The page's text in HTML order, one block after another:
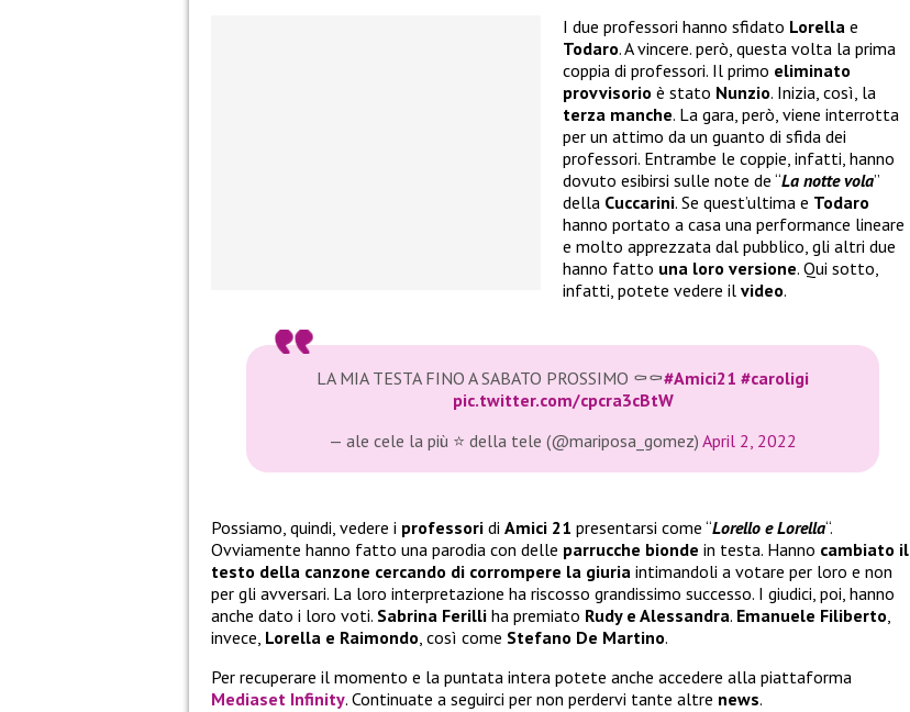
I due professori hanno sfidato Lorella e
Todaro. A vincere. però, questa volta la prima
coppia di professori. Il primo eliminato
provvisorio è stato Nunzio. Inizia, così, la
terza manche. La gara, però, viene interrotta
per un attimo da un guanto di sfida dei
professori. Entrambe le coppie, infatti, hanno
dovuto esibirsi sulle note de “La notte vola”
della Cuccarini. Se quest’ultima e Todaro
hanno portato a casa una performance lineare
e molto apprezzata dal pubblico, gli altri due
hanno fatto una loro versione. Qui sotto,
infatti, potete vedere il video.
LA MIA TESTA FINO A SABATO PROSSIMO ⚰️⚰️#Amici21 #caroligi
pic.twitter.com/cpcra3cBtW
— ale cele la più ⭐️ della tele (@mariposa_gomez) April 2, 2022
Possiamo, quindi, vedere i professori di Amici 21 presentarsi come “Lorello e Lorella“.
Ovviamente hanno fatto una parodia con delle parrucche bionde in testa. Hanno cambiato il
testo della canzone cercando di corrompere la giuria intimandoli a votare per loro e non
per gli avversari. La loro interpretazione ha riscosso grandissimo successo. I giudici, poi, hanno
anche dato i loro voti. Sabrina Ferilli ha premiato Rudy e Alessandra. Emanuele Filiberto,
invece, Lorella e Raimondo, così come Stefano De Martino.
Per recuperare il momento e la puntata intera potete anche accedere alla piattaforma
Mediaset Infinity. Continuate a seguirci per non perdervi tante altre news.